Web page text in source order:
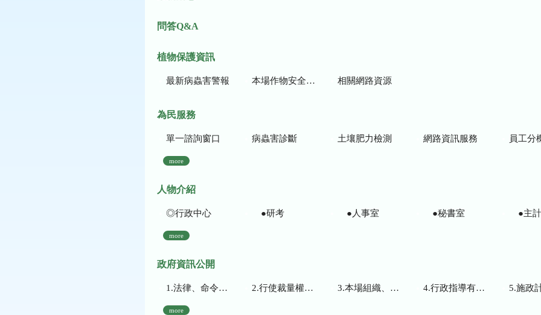
問答Q&A
植物保護資訊
最新病蟲害警報 本場作物安全用藥資訊 相關網路資源
為民服務
單一諮詢窗口 病蟲害診斷 土壤肥力檢測 網路資訊服務 員工分
more
人物介紹
◎行政中心 ●研考 ●人事室 ●秘書室 ●主
more
政府資訊公開
1.法律、命令、法規命令 2.行使裁量權而訂頒之解釋性規定及裁量基準 3.本場組織、職掌及聯絡資訊 4.行政指導有關文書 5.施政計畫、業務統
more